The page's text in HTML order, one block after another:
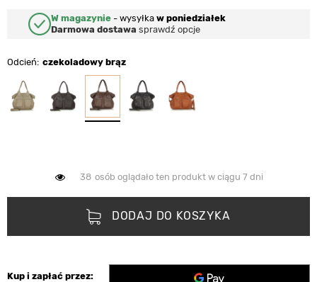
W magazynie - wysyłka w poniedziałek
Darmowa dostawa sprawdź opcje
Odcień czekoladowy brąz
38 osób oglądało ten produkt w ciągu 7 dni
DODAJ DO KOSZYKA
Kup i zapłać przez: